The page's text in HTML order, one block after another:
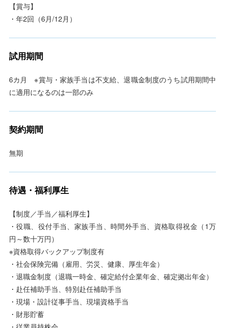
【賞与】
・年2回（6月/12月）
試用期間
6カ月 ※賞与・家族手当は不支給、退職金制度のうち試用期間中
に適用になるのは一部のみ
契約期間
無期
待遇・福利厚生
【制度／手当／福利厚生】
・役職、役付手当、家族手当、時間外手当、資格取得祝金（1万
円～数十万円）
※資格取得バックアップ制度有
・社会保険完備（雇用、労災、健康、厚生年金）
・退職金制度（退職一時金、確定給付企業年金、確定拠出年金）
・赴任補助手当、特別赴任補助手当
・現場・設計従事手当、現場資格手当
・財形貯蓄